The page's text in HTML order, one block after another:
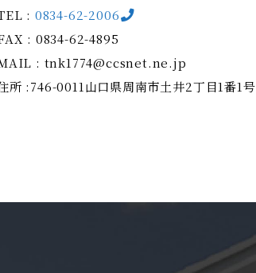
: 0834-62-2006
: 0834-62-4895
: tnk1774@ccsnet.ne.jp
所 :746-0011山口県周南市土井2丁目1番1号